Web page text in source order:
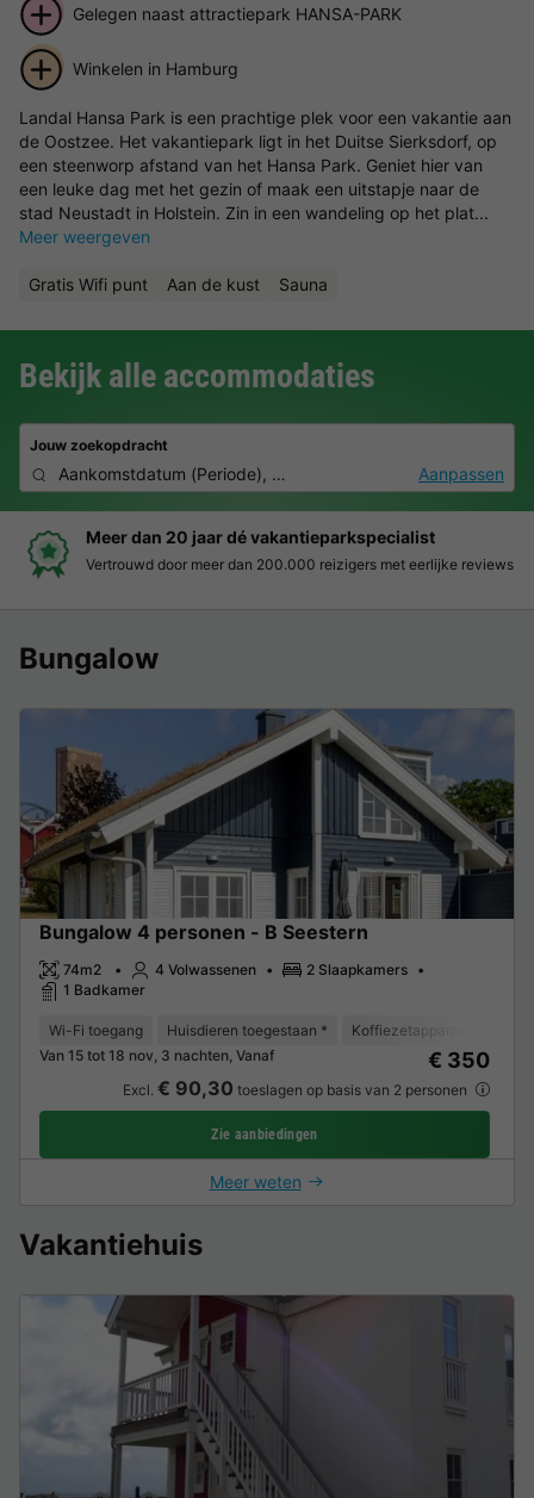
Gelegen naast attractiepark HANSA-PARK
Winkelen in Hamburg
Landal Hansa Park is een prachtige plek voor een vakantie aan
de Oostzee. Het vakantiepark ligt in het Duitse Sierksdorf, op
een steenworp afstand van het Hansa Park. Geniet hier van
een leuke dag met het gezin of maak een uitstapje naar de
stad Neustadt in Holstein. Zin in een wandeling op het plat...
Meer weergeven
Gratis Wifi punt Aan de kust Sauna
Bekijk alle accommodaties
Jouw zoekopdracht
Aankomstdatum (Periode), 2 personen, 0 huisdierAanpassen
Boek eenvoudig en zonder stress
Duidelijke prijzen, moeiteloos boeken en veilige
Bungalow
Bungalow 4 personen - B Seestern
74m2 4 Volwassenen
2 Slaapkamers
1 Badkamer
Wi-Fi toegang Huisdieren toegestaan * Koffiezetapparaat
Van 15 tot 18 nov, 3 nachten, Vanaf
€ 350
Excl. € 90,30 toeslagen op basis van 2 personen
Zie aanbiedingen
Meer weten
Vakantiehuis